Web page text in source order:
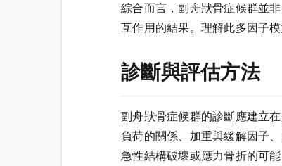
綜合而言，副舟狀骨症候群並
互作用的結果。理解此多因子
診斷與評估方法
副舟狀骨症候群的診斷應建立
負荷的關係、加重與緩解因子
急性結構破壞或應力骨折的可能